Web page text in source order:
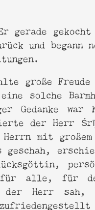
gerade
und begann
große Freude
solche
Gedanke war
der Herr
mit großem
geschah,
für alle, für
der Herr sah,